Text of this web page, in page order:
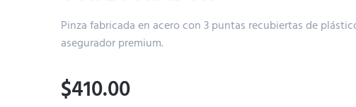
Pinza fabricada en acero con 3 puntas recubiertas de
asegurador premium.
$410.00